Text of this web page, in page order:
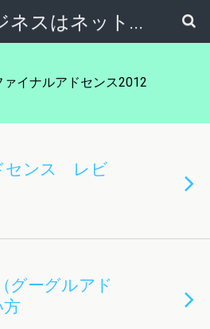
サイドビジネスはネットで稼ぐ～サラリーマンが副業から独立起業する方法～
ァイナルアドセンス2012
センス レビ
グーグルアド
方